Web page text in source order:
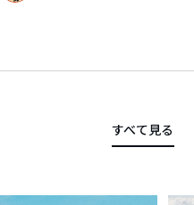
すべて見る